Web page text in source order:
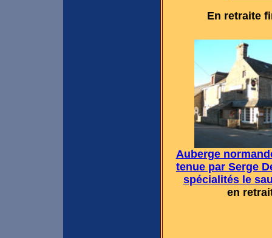
En retraite
Auberge
tenue par Serge
spécialités le
en